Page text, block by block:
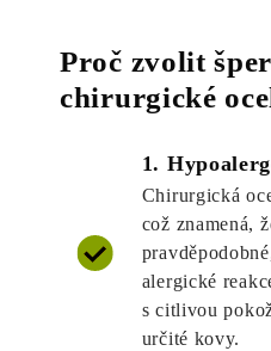
Proč zvolit
chirurgické
1.
Chirurgická
což znamená,
alergické
s citlivou
určité kovy.